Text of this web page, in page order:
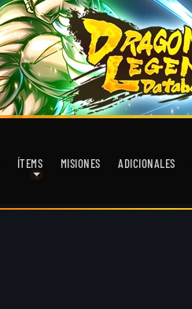
ÍTEMS MISIONES ADICIONALES